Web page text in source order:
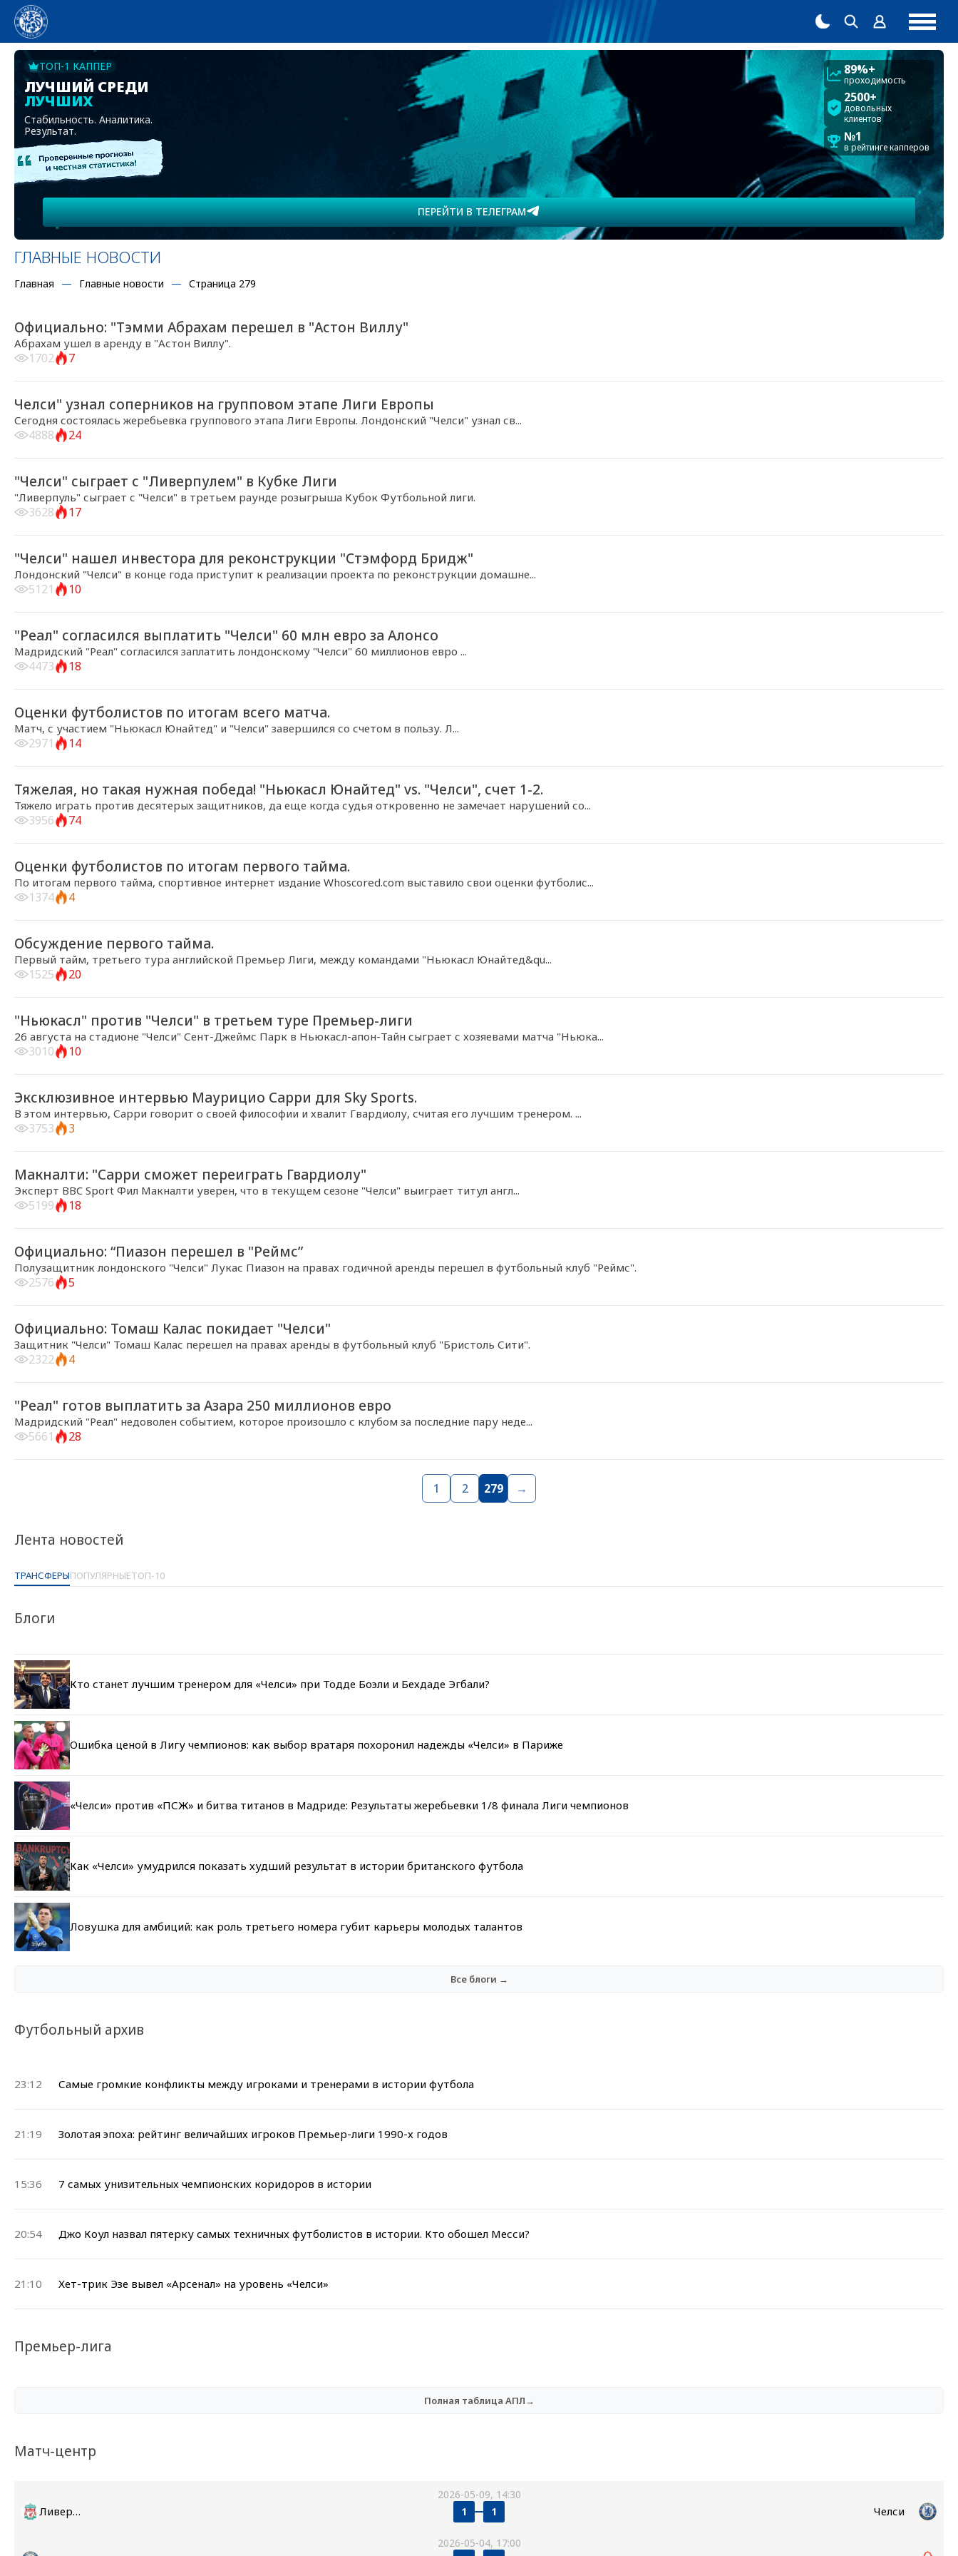
Лента новостей
ТРАНСФЕРЫПОПУЛЯРНЫЕТОП-10
Блоги
Кто станет лучшим тренером для «Челси» при Тодде Боэли и Бехдаде Эгбали?
Ошибка ценой в Лигу чемпионов: как выбор вратаря похоронил надежды «Челси» в Париже
«Челси» против «ПСЖ» и битва титанов в Мадриде: Результаты жеребьевки 1/8 финала Лиги чемпионов
Как «Челси» умудрился показать худший результат в истории британского футбола
Ловушка для амбиций: как роль третьего номера губит карьеры молодых талантов
Все блоги →
Футбольный архив
23:12 Самые громкие конфликты между игроками и тренерами в истории футбола
21:19 Золотая эпоха: рейтинг величайших игроков Премьер-лиги 1990-х годов
15:36 7 самых унизительных чемпионских коридоров в истории
20:54 Джо Коул назвал пятерку самых техничных футболистов в истории. Кто обошел Месси?
21:10 Хет-трик Эзе вывел «Арсенал» на уровень «Челси»
ТОП-1 КАППЕР
ЛУЧШИЙ СРЕДИ
ЛУЧШИХ
Стабильность. Аналитика.
Результат.
89%+
проходимость
2500+
довольных
клиентов
№1
в рейтинге капперов
ПЕРЕЙТИ В ТЕЛЕГРАМ
ГЛАВНЫЕ НОВОСТИ
Главная Главные новости Страница 279
Официально: "Тэмми Абрахам перешел в "Астон Виллу"
Абрахам ушел в аренду в "Астон Виллу".
1702 7
2018-08-31, 14:59 ГЛАВНЫЕ НОВОСТИ
Челси" узнал соперников на групповом этапе Лиги Европы
Сегодня состоялась жеребьевка группового этапа Лиги Европы. Лондонский "Челси" узнал св...
4888 24
2018-08-30, 21:46 ГЛАВНЫЕ НОВОСТИ
"Челси" сыграет с "Ливерпулем" в Кубке Лиги
"Ливерпуль" сыграет с "Челси" в третьем раунде розыгрыша Кубок Футбольной лиги.
3628 17
2018-08-29, 15:24 ГЛАВНЫЕ НОВОСТИ
"Челси" нашел инвестора для реконструкции "Стэмфорд Бридж"
Лондонский "Челси" в конце года приступит к реализации проекта по реконструкции домашне...
5121 10
2018-08-28, 18:39 ГЛАВНЫЕ НОВОСТИ
"Реал" согласился выплатить "Челси" 60 млн евро за Алонсо
Мадридский "Реал" согласился заплатить лондонскому "Челси" 60 миллионов евро ...
4473 18
2018-08-26, 19:57 ГЛАВНЫЕ НОВОСТИ
Оценки футболистов по итогам всего матча.
Матч, с участием "Ньюкасл Юнайтед" и "Челси" завершился со счетом в пользу. Л...
2971 14
2018-08-26, 19:52 ГЛАВНЫЕ НОВОСТИ
Тяжелая, но такая нужная победа! "Ньюкасл Юнайтед" vs. "Челси", счет 1-2.
Тяжело играть против десятерых защитников, да еще когда судья откровенно не замечает нарушений со...
3956 74
2018-08-26, 18:50 ГЛАВНЫЕ НОВОСТИ
Оценки футболистов по итогам первого тайма.
По итогам первого тайма, спортивное интернет издание Whoscored.com выставило свои оценки футболис...
1374 4
2018-08-26, 18:46 ГЛАВНЫЕ НОВОСТИ
Обсуждение первого тайма.
Первый тайм, третьего тура английской Премьер Лиги, между командами "Ньюкасл Юнайтед&qu...
1525 20
2018-08-25, 16:10 ГЛАВНЫЕ НОВОСТИ
"Ньюкасл" против "Челси" в третьем туре Премьер-лиги
26 августа на стадионе "Челси" Сент-Джеймс Парк в Ньюкасл-апон-Тайн сыграет с хозяевами матча "Ньюка...
3010 10
2018-08-25, 14:54 ГЛАВНЫЕ НОВОСТИ
Эксклюзивное интервью Маурицио Сарри для Sky Sports.
В этом интервью, Сарри говорит о своей философии и хвалит Гвардиолу, считая его лучшим тренером. ...
3753 3
2018-08-23, 22:47 ГЛАВНЫЕ НОВОСТИ
Макналти: "Сарри сможет переиграть Гвардиолу"
Эксперт BBC Sport Фил Макналти уверен, что в текущем сезоне "Челси" выиграет титул англ...
5199 18
2018-08-23, 16:18 ГЛАВНЫЕ НОВОСТИ
Официально: “Пиазон перешел в "Реймс”
Полузащитник лондонского "Челси" Лукас Пиазон на правах годичной аренды перешел в футбольный клуб "Реймс".
2576 5
2018-08-23, 16:10 ГЛАВНЫЕ НОВОСТИ
Официально: Томаш Калас покидает "Челси"
Защитник "Челси" Томаш Калас перешел на правах аренды в футбольный клуб "Бристоль Сити".
2322 4
2018-08-21, 19:43 ГЛАВНЫЕ НОВОСТИ
"Реал" готов выплатить за Азара 250 миллионов евро
Мадридский "Реал" недоволен событием, которое произошло с клубом за последние пару неде...
5661 28
1 2 279 →
Премьер-лига
Полная таблица АПЛ→
Матч-центр
2026-05-09, 14:30
Ливерпуль 1 1 Челси
2026-05-04, 17:00